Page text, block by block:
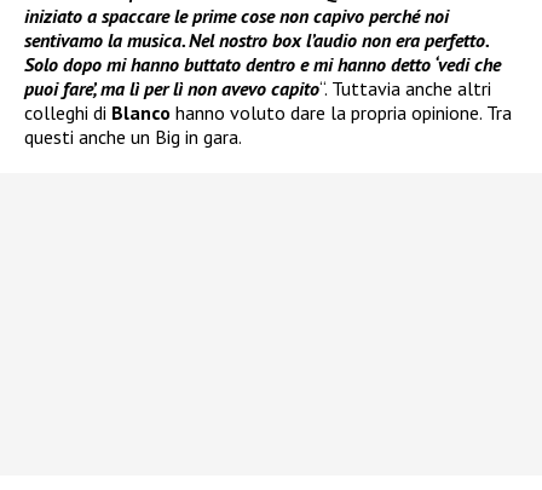
iniziato a spaccare le prime cose non capivo perché noi
sentivamo la musica. Nel nostro box l’audio non era perfetto.
Solo dopo mi hanno buttato dentro e mi hanno detto ‘vedi che
puoi fare’, ma lì per lì non avevo capito“. Tuttavia anche altri
colleghi di Blanco hanno voluto dare la propria opinione. Tra
questi anche un Big in gara.